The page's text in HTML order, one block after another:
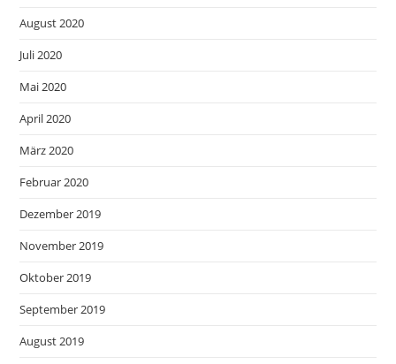
August 2020
Juli 2020
Mai 2020
April 2020
März 2020
Februar 2020
Dezember 2019
November 2019
Oktober 2019
September 2019
August 2019